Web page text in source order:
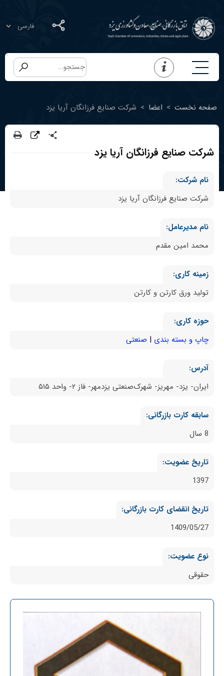
صفحه نخست > اعضا > شرکت صنایع فرزانگان آریا یزد
شرکت صنایع فرزانگان آریا یزد
نام شرکت:
شرکت صنایع فرزانگان آریا یزد
نام مدیرعامل:
محمد امین مقدم
زمینه کاری:
تولید ورق کارتن و کارتن
حوزه کاری:
چاپ و بسته بندی
صنعتی
آدرس:
ایران- یزد- مهریز- شهرک‌صنعتی یزدمهر- فاز ۲- واحد ۵۱۵
سابقه کارت بازرگانی:
8 سال
تاریخ عضویت:
1397
تاریخ انقضای کارت بازرگانی:
1409/05/27
نوع عضویت:
حقوقی